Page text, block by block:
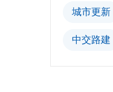
城市更新
中交路建